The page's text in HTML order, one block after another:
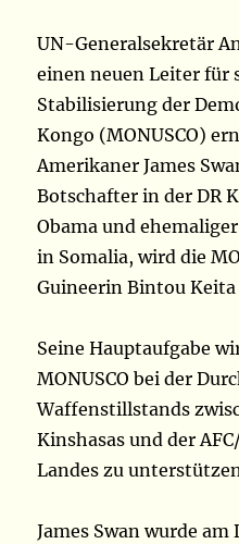
UN-Generalsekretär
einen neuen Leiter für
Stabilisierung der
Kongo (MONUSCO)
Amerikaner James
Botschafter in der DR
Obama und
in Somalia, wird die
Guineerin Bintou Keita
Seine Hauptaufgabe
MONUSCO bei der
Waffenstillstands
Kinshasas und der
Landes zu
James Swan wurde